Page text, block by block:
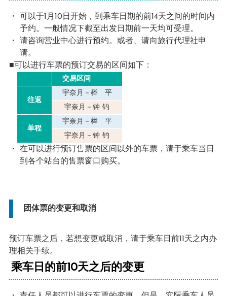
可以于1月10日开始，到乘车日期的前14天之间的时间内
予约。一般情况下截至出发日期前一天均可受理。
请咨询营业中心进行预约。或者、请向旅行代理社申
请。
■可以进行车票的预订交易的区间如下：
交易区间
往返
宇奈月－榉 平
宇奈月－钟 钓
单程
宇奈月－榉 平
宇奈月－钟 钓
在可以进行预订售票的区间以外的车票，请于乘车当日
到各个站台的售票窗口购买。
团体票的变更和取消
预订车票之后，若想变更或取消，请于乘车日前11天之内办
理相关手续。
乘车日的前10天之后的变更